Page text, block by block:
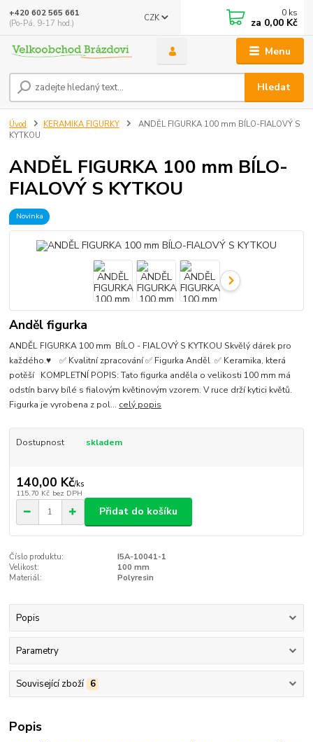
Menu
CZK
Hledat
+420 602 565 661
(Po-Pá, 9-17 hod.)
0 ks
za 0,00 Kč
Úvod KERAMIKA FIGURKY
ANDĚL FIGURKA 100 mm BÍLO-FIALOVÝ S
KYTKOU
ANDĚL FIGURKA 100 mm BÍLO-
FIALOVÝ S KYTKOU
Novinka
Anděl figurka
ANDĚL FIGURKA 100 mm BÍLO - FIALOVÝ S KYTKOU Skvělý dárek pro
každého.♥ ✅ Kvalitní zpracování ✅ Figurka Anděl ✅ Keramika, která
potěší KOMPLETNÍ POPIS: Tato figurka anděla o velikosti 100 mm má
odstín barvy bílé s fialovým květinovým vzorem. V ruce drží kytici květů.
Figurka je vyrobena z pol... celý popis
Dostupnost skladem
140,00 Kč/ks
115,70 Kč bez DPH
Přidat do košíku
Číslo produktu:
I5A-10041-1
Velikost:
100 mm
Materiál:
Polyresin
Popis
Parametry
Související zboží 6
Popis